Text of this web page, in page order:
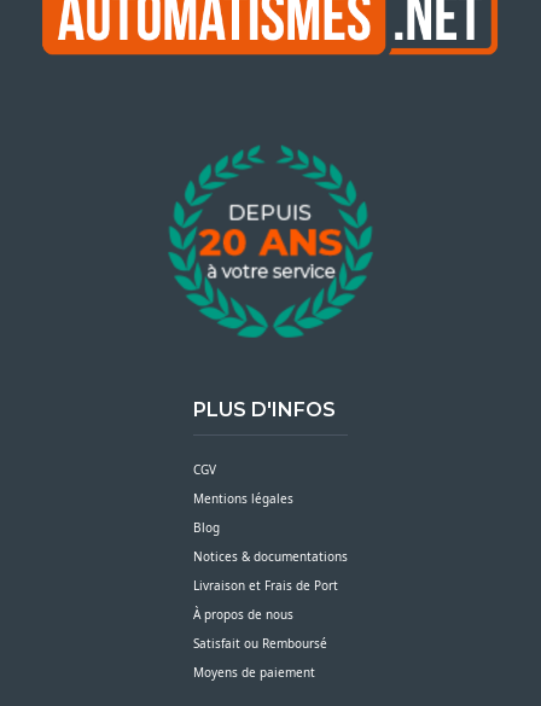
PLUS D'INFOS
CGV
Mentions légales
Blog
Notices & documentations
Livraison et Frais de Port
À propos de nous
Satisfait ou Remboursé
Moyens de paiement